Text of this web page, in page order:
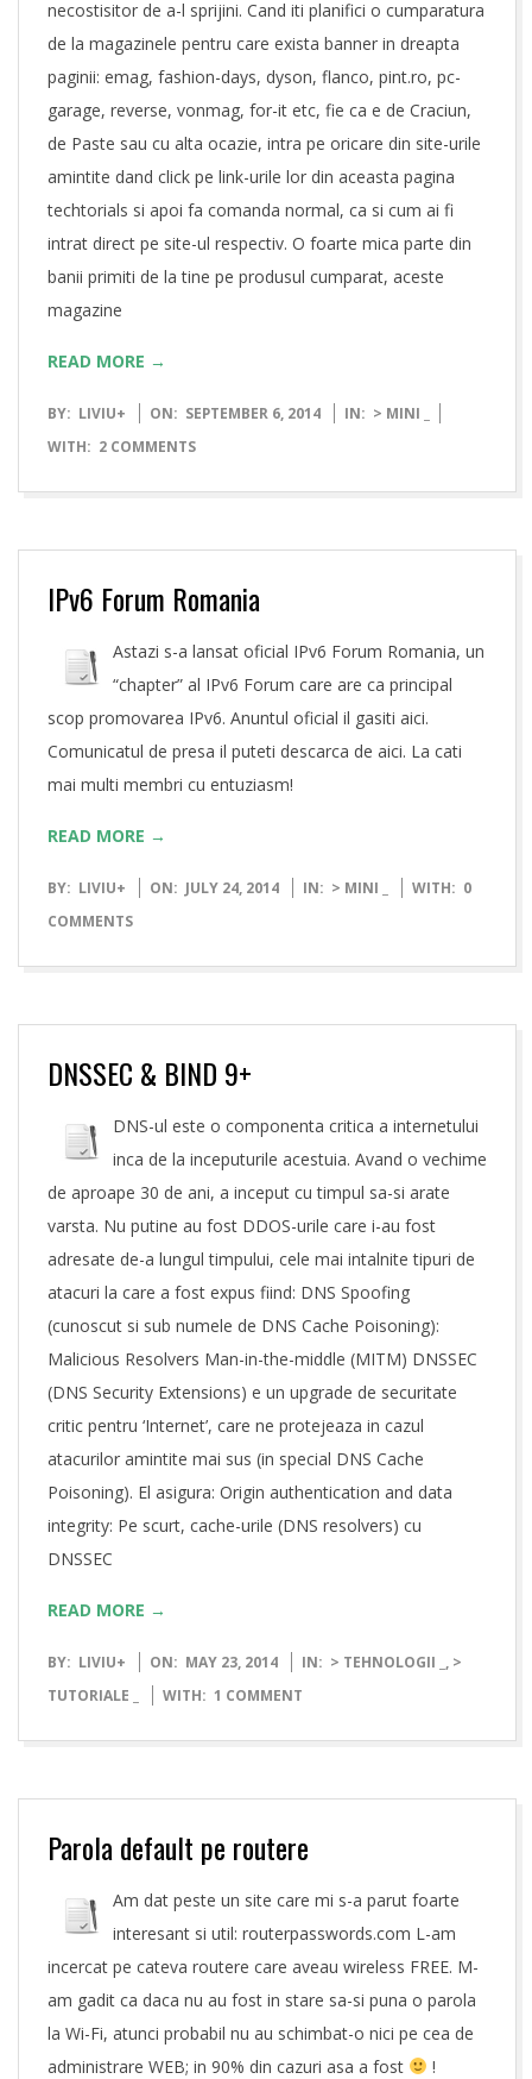
necostisitor de a-l sprijini. Cand iti planifici o cumparatura
de la magazinele pentru care exista banner in dreapta
paginii: emag, fashion-days, dyson, flanco, pint.ro, pc-
garage, reverse, vonmag, for-it etc, fie ca e de Craciun,
de Paste sau cu alta ocazie, intra pe oricare din site-urile
amintite dand click pe link-urile lor din aceasta pagina
techtorials si apoi fa comanda normal, ca si cum ai fi
intrat direct pe site-ul respectiv. O foarte mica parte din
banii primiti de la tine pe produsul cumparat, aceste
magazine
READ MORE →
2014-
09-
BY: LIVIU+ ON: SEPTEMBER 6, 2014 IN: > MINI _
WITH: 2 COMMENTS
IPv6 Forum Romania
Astazi s-a lansat oficial IPv6 Forum Romania, un
“chapter” al IPv6 Forum care are ca principal
scop promovarea IPv6. Anuntul oficial il gasiti aici.
Comunicatul de presa il puteti descarca de aici. La cati
mai multi membri cu entuziasm!
READ MORE →
2014-
07-
BY: LIVIU+ ON: JULY 24, 2014 IN: > MINI _ WITH: 0
COMMENTS
DNSSEC & BIND 9+
DNS-ul este o componenta critica a internetului
inca de la inceputurile acestuia. Avand o vechime
de aproape 30 de ani, a inceput cu timpul sa-si arate
varsta. Nu putine au fost DDOS-urile care i-au fost
adresate de-a lungul timpului, cele mai intalnite tipuri de
atacuri la care a fost expus fiind: DNS Spoofing
(cunoscut si sub numele de DNS Cache Poisoning):
Malicious Resolvers Man-in-the-middle (MITM) DNSSEC
(DNS Security Extensions) e un upgrade de securitate
critic pentru ‘Internet’, care ne protejeaza in cazul
atacurilor amintite mai sus (in special DNS Cache
Poisoning). El asigura: Origin authentication and data
integrity: Pe scurt, cache-urile (DNS resolvers) cu
DNSSEC
READ MORE →
2014-
05-
BY: LIVIU+ ON: MAY 23, 2014 IN: > TEHNOLOGII _ , >
TUTORIALE _
WITH: 1 COMMENT
Parola default pe routere
Am dat peste un site care mi s-a parut foarte
interesant si util: routerpasswords.com L-am
incercat pe cateva routere care aveau wireless FREE. M-
am gadit ca daca nu au fost in stare sa-si puna o parola
la Wi-Fi, atunci probabil nu au schimbat-o nici pe cea de
administrare WEB; in 90% din cazuri asa a fost
!